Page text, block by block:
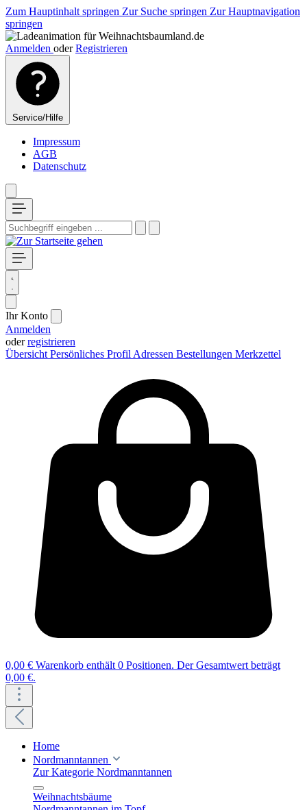
Zum Hauptinhalt springen Zur Suche springen Zur Hauptnavigation
springen
Anmelden oder Registrieren
Service/Hilfe
Impressum
AGB
Datenschutz
Ihr Konto
Anmelden
oderregistrieren
Übersicht Persönliches Profil Adressen Bestellungen Merkzettel
0,00 € Warenkorb enthält 0 Positionen. Der Gesamtwert beträgt
0,00 €.
Home
Nordmanntannen
Zur Kategorie Nordmanntannen
Weihnachtsbäume